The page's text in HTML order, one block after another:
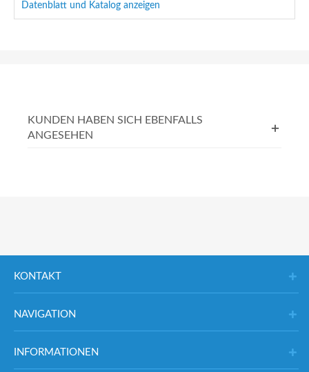
Datenblatt und Katalog anzeigen
KUNDEN HABEN SICH EBENFALLS
ANGESEHEN
KONTAKT
NAVIGATION
INFORMATIONEN